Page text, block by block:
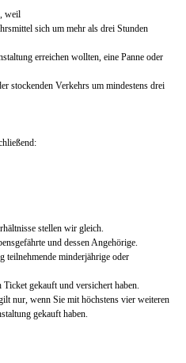
weil
sich um mehr als drei Stunden
erreichen wollten, eine Panne oder
stockenden Verkehrs um mindestens drei
stellen wir gleich.
und dessen Angehörige.
minderjährige oder
gekauft und versichert haben.
nur, wenn Sie mit höchstens vier weiteren
gekauft haben.